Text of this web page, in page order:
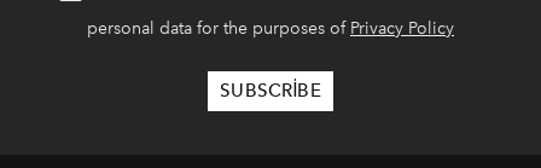
personal data for the purposes of Privacy Policy